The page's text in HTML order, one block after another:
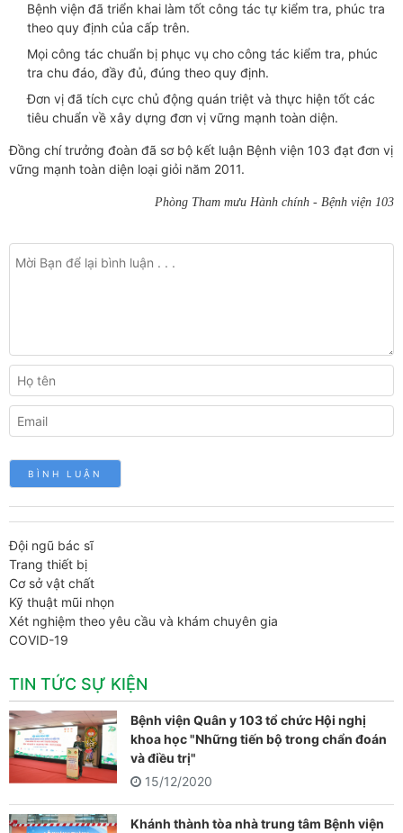
Bệnh viện đã triển khai làm tốt công tác tự kiểm tra, phúc tra
theo quy định của cấp trên.
Mọi công tác chuẩn bị phục vụ cho công tác kiểm tra, phúc
tra chu đáo, đầy đủ, đúng theo quy định.
Đơn vị đã tích cực chủ động quán triệt và thực hiện tốt các
tiêu chuẩn về xây dựng đơn vị vững mạnh toàn diện.
Đồng chí trưởng đoàn đã sơ bộ kết luận Bệnh viện 103 đạt đơn vị
vững mạnh toàn diện loại giỏi năm 2011.
Phòng Tham mưu Hành chính - Bệnh viện 103
Đội ngũ bác sĩ
Trang thiết bị
Cơ sở vật chất
Kỹ thuật mũi nhọn
Xét nghiệm theo yêu cầu và khám chuyên gia
COVID-19
TIN TỨC SỰ KIỆN
Bệnh viện Quân y 103 tổ chức Hội nghị
khoa học "Những tiến bộ trong chẩn đoán
và điều trị"
15/12/2020
Khánh thành tòa nhà trung tâm Bệnh viện